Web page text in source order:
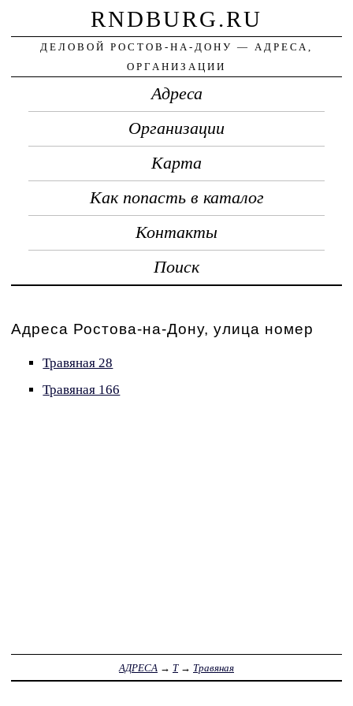
RNDBURG.RU
ДЕЛОВОЙ РОСТОВ-НА-ДОНУ — АДРЕСА,
ОРГАНИЗАЦИИ
Адреса
Организации
Карта
Как попасть в каталог
Контакты
Поиск
Адреса Ростова-на-Дону, улица номер
Травяная 28
Травяная 166
АДРЕСА → Т→ Травяная